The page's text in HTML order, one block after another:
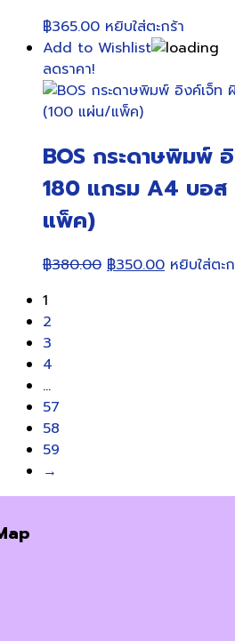
฿365.00 หยิบใส่ตะกร้า
Add to Wishlist
ลดราคา!
BOS กระดาษพิมพ์
180 แกรม A4 บอ
แพ็ค)
฿380.00 Original
฿350.00Current
หยิบใส่ตะ
1
2
3
4
…
57
58
59
→